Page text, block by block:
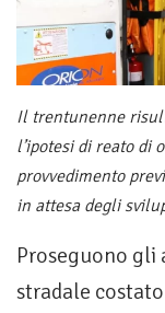
Il trentunenne
l’ipotesi di reato di
provvedimento
in attesa degli
Proseguono gli
stradale